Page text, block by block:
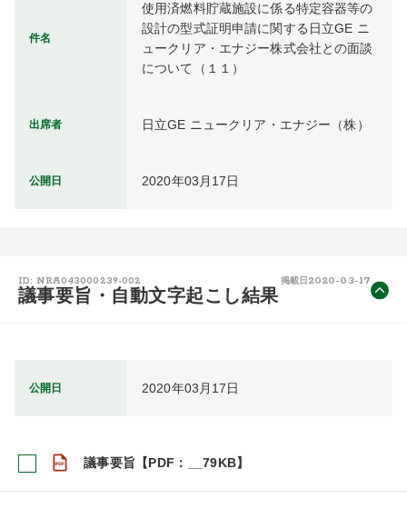
件名
使用済燃料貯蔵施設に係る特定容器等の
設計の型式証明申請に関する日立GE ニ
ュークリア・エナジー株式会社との面談
について（１１）
出席者 日立GE ニュークリア・エナジー（株）
公開日 2020年03月17日
ID: NRA043000239-002 掲載日 2020-03-17
議事要旨・自動文字起こし結果
公開日 2020年03月17日
議事要旨【PDF：__79KB】